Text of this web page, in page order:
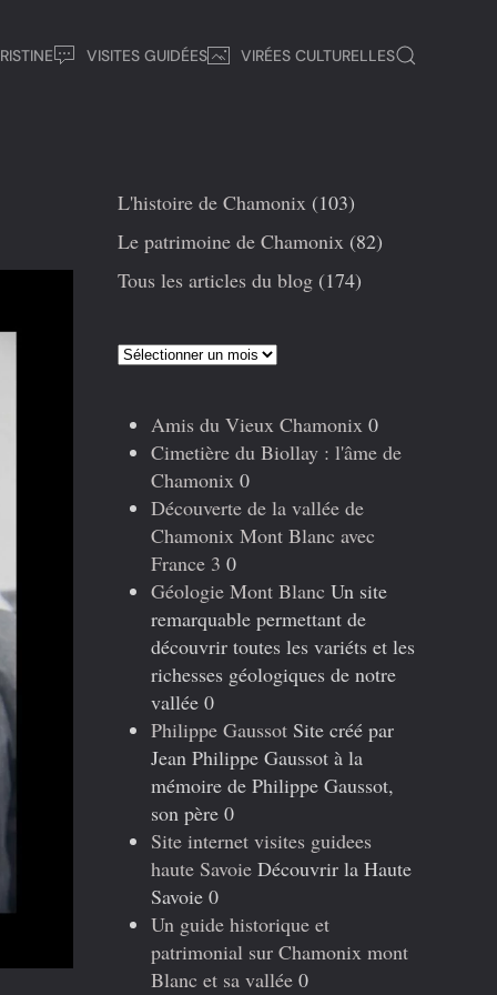
VISITES GUIDÉES VIRÉES CULTURELLES
L'histoire de Chamonix (103)
Le patrimoine de Chamonix (82)
Tous les articles du blog (174)
Articles
Amis du Vieux Chamonix 0
Cimetière du Biollay : l'âme de
Chamonix 0
Découverte de la vallée de
Chamonix Mont Blanc avec
France 3 0
Géologie Mont Blanc Un site
remarquable permettant de
découvrir toutes les variéts et les
richesses géologiques de notre
vallée 0
Philippe Gaussot Site créé par
Jean Philippe Gaussot à la
mémoire de Philippe Gaussot,
son père 0
Site internet visites guidees
haute Savoie Découvrir la Haute
Savoie 0
Un guide historique et
patrimonial sur Chamonix mont
Blanc et sa vallée 0